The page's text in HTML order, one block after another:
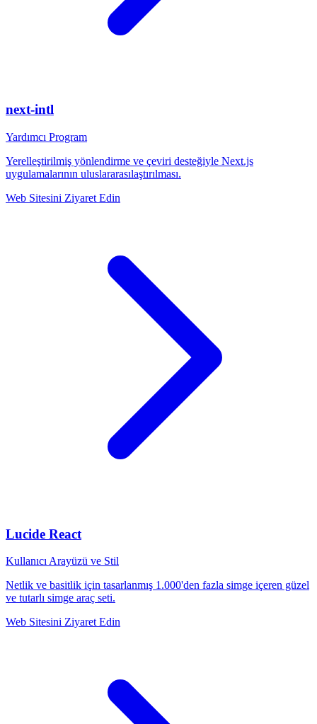
next-intl
Yardımcı Program
Yerelleştirilmiş yönlendirme ve çeviri desteğiyle Next.js
uygulamalarının uluslararasılaştırılması.
Web Sitesini Ziyaret Edin
Lucide React
Kullanıcı Arayüzü ve Stil
Netlik ve basitlik için tasarlanmış 1.000'den fazla simge içeren güzel
ve tutarlı simge araç seti.
Web Sitesini Ziyaret Edin